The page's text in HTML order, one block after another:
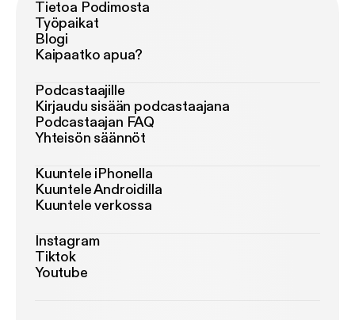
Tietoa Podimosta
Työpaikat
Blogi
Kaipaatko apua?
Podcastaajille
Kirjaudu sisään podcastaajana
Podcastaajan FAQ
Yhteisön säännöt
Kuuntele iPhonella
Kuuntele Androidilla
Kuuntele verkossa
Instagram
Tiktok
Youtube